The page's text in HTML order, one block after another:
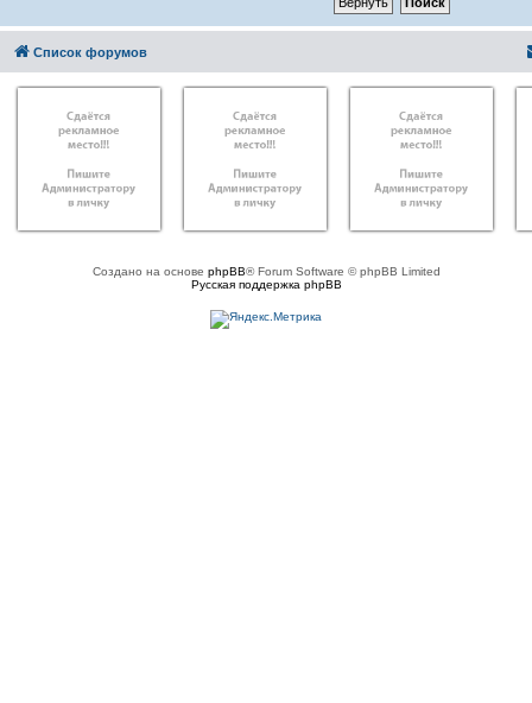
Список форумов
Создано на основе phpBB® Forum Software © phpBB Limited
Русская поддержка phpBB